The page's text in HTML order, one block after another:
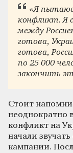
«Я
конфликт. Я
между
готова,
готова,
по 25 000
закончить
Стоит
неоднократно
конфликт на
начали
кампании.